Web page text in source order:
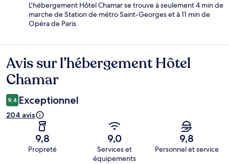
L'hébergement Hôtel Chamar se trouve à seulement 4 min de
marche de Station de métro Saint-Georges et à 11 min de
Opéra de Paris.
Avis
Avis sur l’hébergement Hôtel
Chamar
9,4 Exceptionnel
204 avis
9,8
Propreté
9,0
Services et
équipements
9,8
Personnel et service